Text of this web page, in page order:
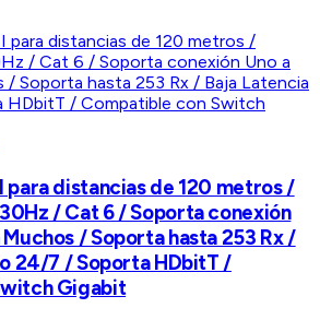
para distancias de 120 metros /
/ Cat 6 / Soporta conexión
Muchos / Soporta hasta 253 Rx /
24/7 / Soporta HDbitT /
Gigabit